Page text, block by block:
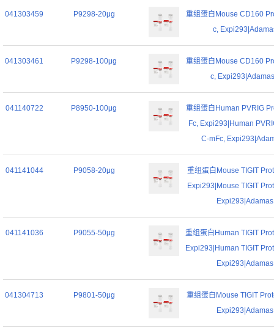
041303459 P9298-20μg
重组蛋白Mouse CD160
c,
041303461 P9298-100μg
重组蛋白Mouse CD160
c,
041140722 P8950-100μg
重组蛋白Human PVRIG
Fc, Expi293|Human
C-mFc,
041141044 P9058-20μg
重组蛋白Mouse TIGIT
Expi293|Mouse TIGIT
041141036 P9055-50μg
重组蛋白Human TIGIT
Expi293|Human TIGIT
041304713 P9801-50μg
重组蛋白Mouse TIGIT